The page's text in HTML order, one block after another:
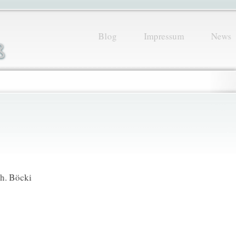
Blog Impressum News
Böcki